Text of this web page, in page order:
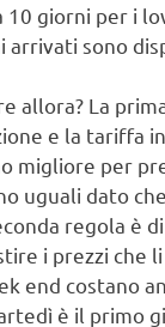
10 giorni per i
sono
allora? La
e la tariffa
migliore per
uguali dato
regola è
i prezzi che
end costano
è il primo